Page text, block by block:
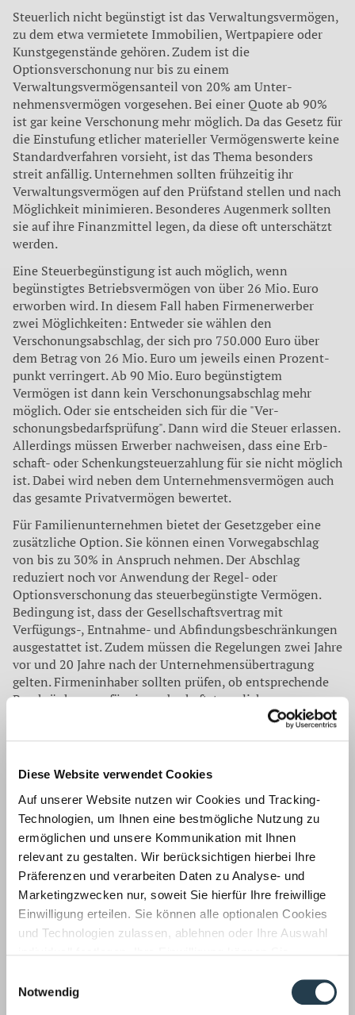
Diese Website verwendet Cookies
Auf unserer Website nutzen wir Cookies und Tracking-
Technologien, um Ihnen eine bestmögliche Nutzung zu
ermöglichen und unsere Kommunikation mit Ihnen
relevant zu gestalten. Wir berücksichtigen hierbei Ihre
Präferenzen und verarbeiten Daten zu Analyse- und
Marketingzwecken nur, soweit Sie hierfür Ihre freiwillige
Einwilligung erteilen. Sie können alle optionalen Cookies
und Technologien zulassen, ablehnen oder Ihre Auswahl
Informationen zu von uns und Drittanbietern eingesetzten
Technologien sowie zum Widerruf finden Sie in unserer
Notwendig
Steuerlich nicht begünstigt ist das Verwaltungsvermögen,
zu dem etwa vermietete Immobilien, Wertpapiere oder
Kunst­gegenstände gehören. Zudem ist die
Optionsverschonung nur bis zu einem
Verwaltungsvermögensanteil von 20% am Unter­
nehmensvermögen vorgesehen. Bei einer Quote ab 90%
ist gar keine Verschonung mehr möglich. Da das Gesetz für
die Ein­stufung etlicher materieller Vermögenswerte keine
Standardverfahren vorsieht, ist das Thema besonders
streit anfällig. Un­ternehmen sollten frühzeitig ihr
Verwaltungsvermögen auf den Prüfstand stellen und nach
Möglichkeit minimieren. Be­sonderes Augenmerk sollten
sie auf ihre Finanzmittel legen, da diese oft unterschätzt
werden.
Eine Steuerbegünstigung ist auch möglich, wenn
begünstigtes Betriebsvermögen von über 26 Mio. Euro
erworben wird. In diesem Fall haben Firmenerwerber
zwei Möglichkeiten: Entweder sie wählen den
Verschonungsabschlag, der sich pro 750.000 Euro über
dem Betrag von 26 Mio. Euro um jeweils einen Prozent­
punkt verringert. Ab 90 Mio. Euro be­günstigtem
Vermögen ist dann kein Verschonungsabschlag mehr
möglich. Oder sie entscheiden sich für die "Ver­
schonungsbedarfsprüfung". Dann wird die Steuer erlassen.
Allerdings müssen Erwerber nachweisen, dass eine Erb­
schaft- oder Schenkungsteuerzahlung für sie nicht möglich
ist. Dabei wird neben dem Unternehmensvermögen auch
das gesamte Privatvermögen bewertet.
Für Familienunternehmen bietet der Gesetzgeber eine
zusätzliche Option. Sie können einen Vorwegabschlag
von bis zu 30% in Anspruch nehmen. Der Ab­schlag
reduziert noch vor Anwendung der Regel- oder
Optionsverschonung das steuerbegünstigte Vermögen.
Be­dingung ist, dass der Gesellschaftsver­trag mit
Verfügungs-, Entnahme- und Abfindungsbeschränkungen
ausgestat­tet ist. Zudem müssen die Regelungen zwei Jahre
vor und 20 Jahre nach der Unternehmensübertragung
gelten. Fir­meninhaber sollten prüfen, ob entspre­chende
Beschränkungen für eine erb­schaftsteuerliche
Optimierung sinnvoll sind. Bestehen solche Regelung
bereits, müssen Unternehmen eine Feinjustie­rung
allen Punkten den Vorgaben entsprechen. Wer eine
Anpassungen kurz­fristig vornehmen und im
Gesellschaftsvertrag verankern.
Quelle: Ass Compact
Korrespondenz mit:
Dr. Stephanie Thomas
Managing director,
specialist solicitor for tax law